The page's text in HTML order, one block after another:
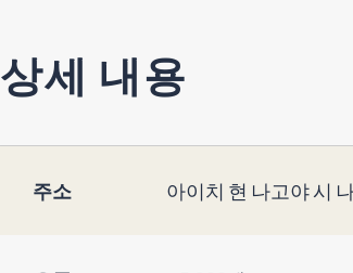
상세 내용
주소 아이치 현 나고야 시